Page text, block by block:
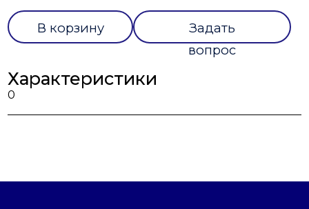
В корзину
Задать
вопрос
Характеристики
0